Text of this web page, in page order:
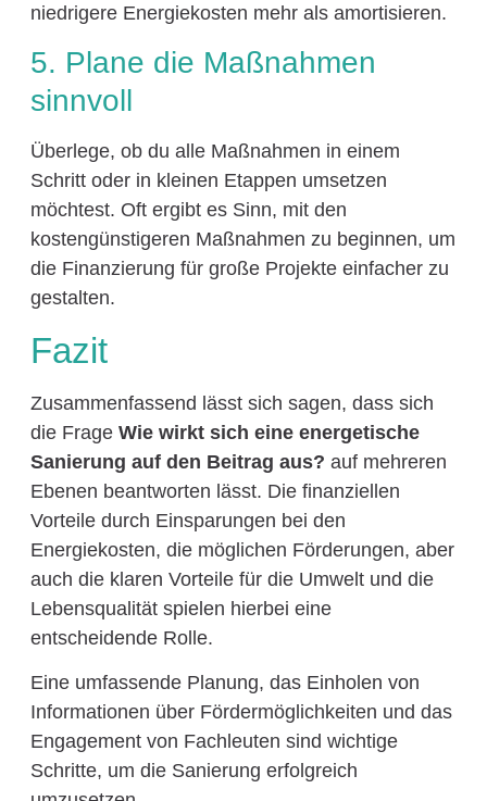
niedrigere Energiekosten mehr als amortisieren.
5. Plane die Maßnahmen
sinnvoll
Überlege, ob du alle Maßnahmen in einem
Schritt oder in kleinen Etappen umsetzen
möchtest. Oft ergibt es Sinn, mit den
kostengünstigeren Maßnahmen zu beginnen, um
die Finanzierung für große Projekte einfacher zu
gestalten.
Fazit
Zusammenfassend lässt sich sagen, dass sich
die Frage Wie wirkt sich eine energetische
Sanierung auf den Beitrag aus? auf mehreren
Ebenen beantworten lässt. Die finanziellen
Vorteile durch Einsparungen bei den
Energiekosten, die möglichen Förderungen, aber
auch die klaren Vorteile für die Umwelt und die
Lebensqualität spielen hierbei eine
entscheidende Rolle.
Eine umfassende Planung, das Einholen von
Informationen über Fördermöglichkeiten und das
Engagement von Fachleuten sind wichtige
Schritte, um die Sanierung erfolgreich